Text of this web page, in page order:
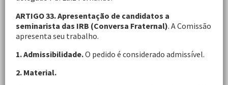
ARTIGO 33. Apresentação de candidatos a
seminarista das IRB (Conversa Fraternal). A Comissão
apresenta seu trabalho.
1. Admissibilidade.O pedido é considerado admissível.
2. Material.